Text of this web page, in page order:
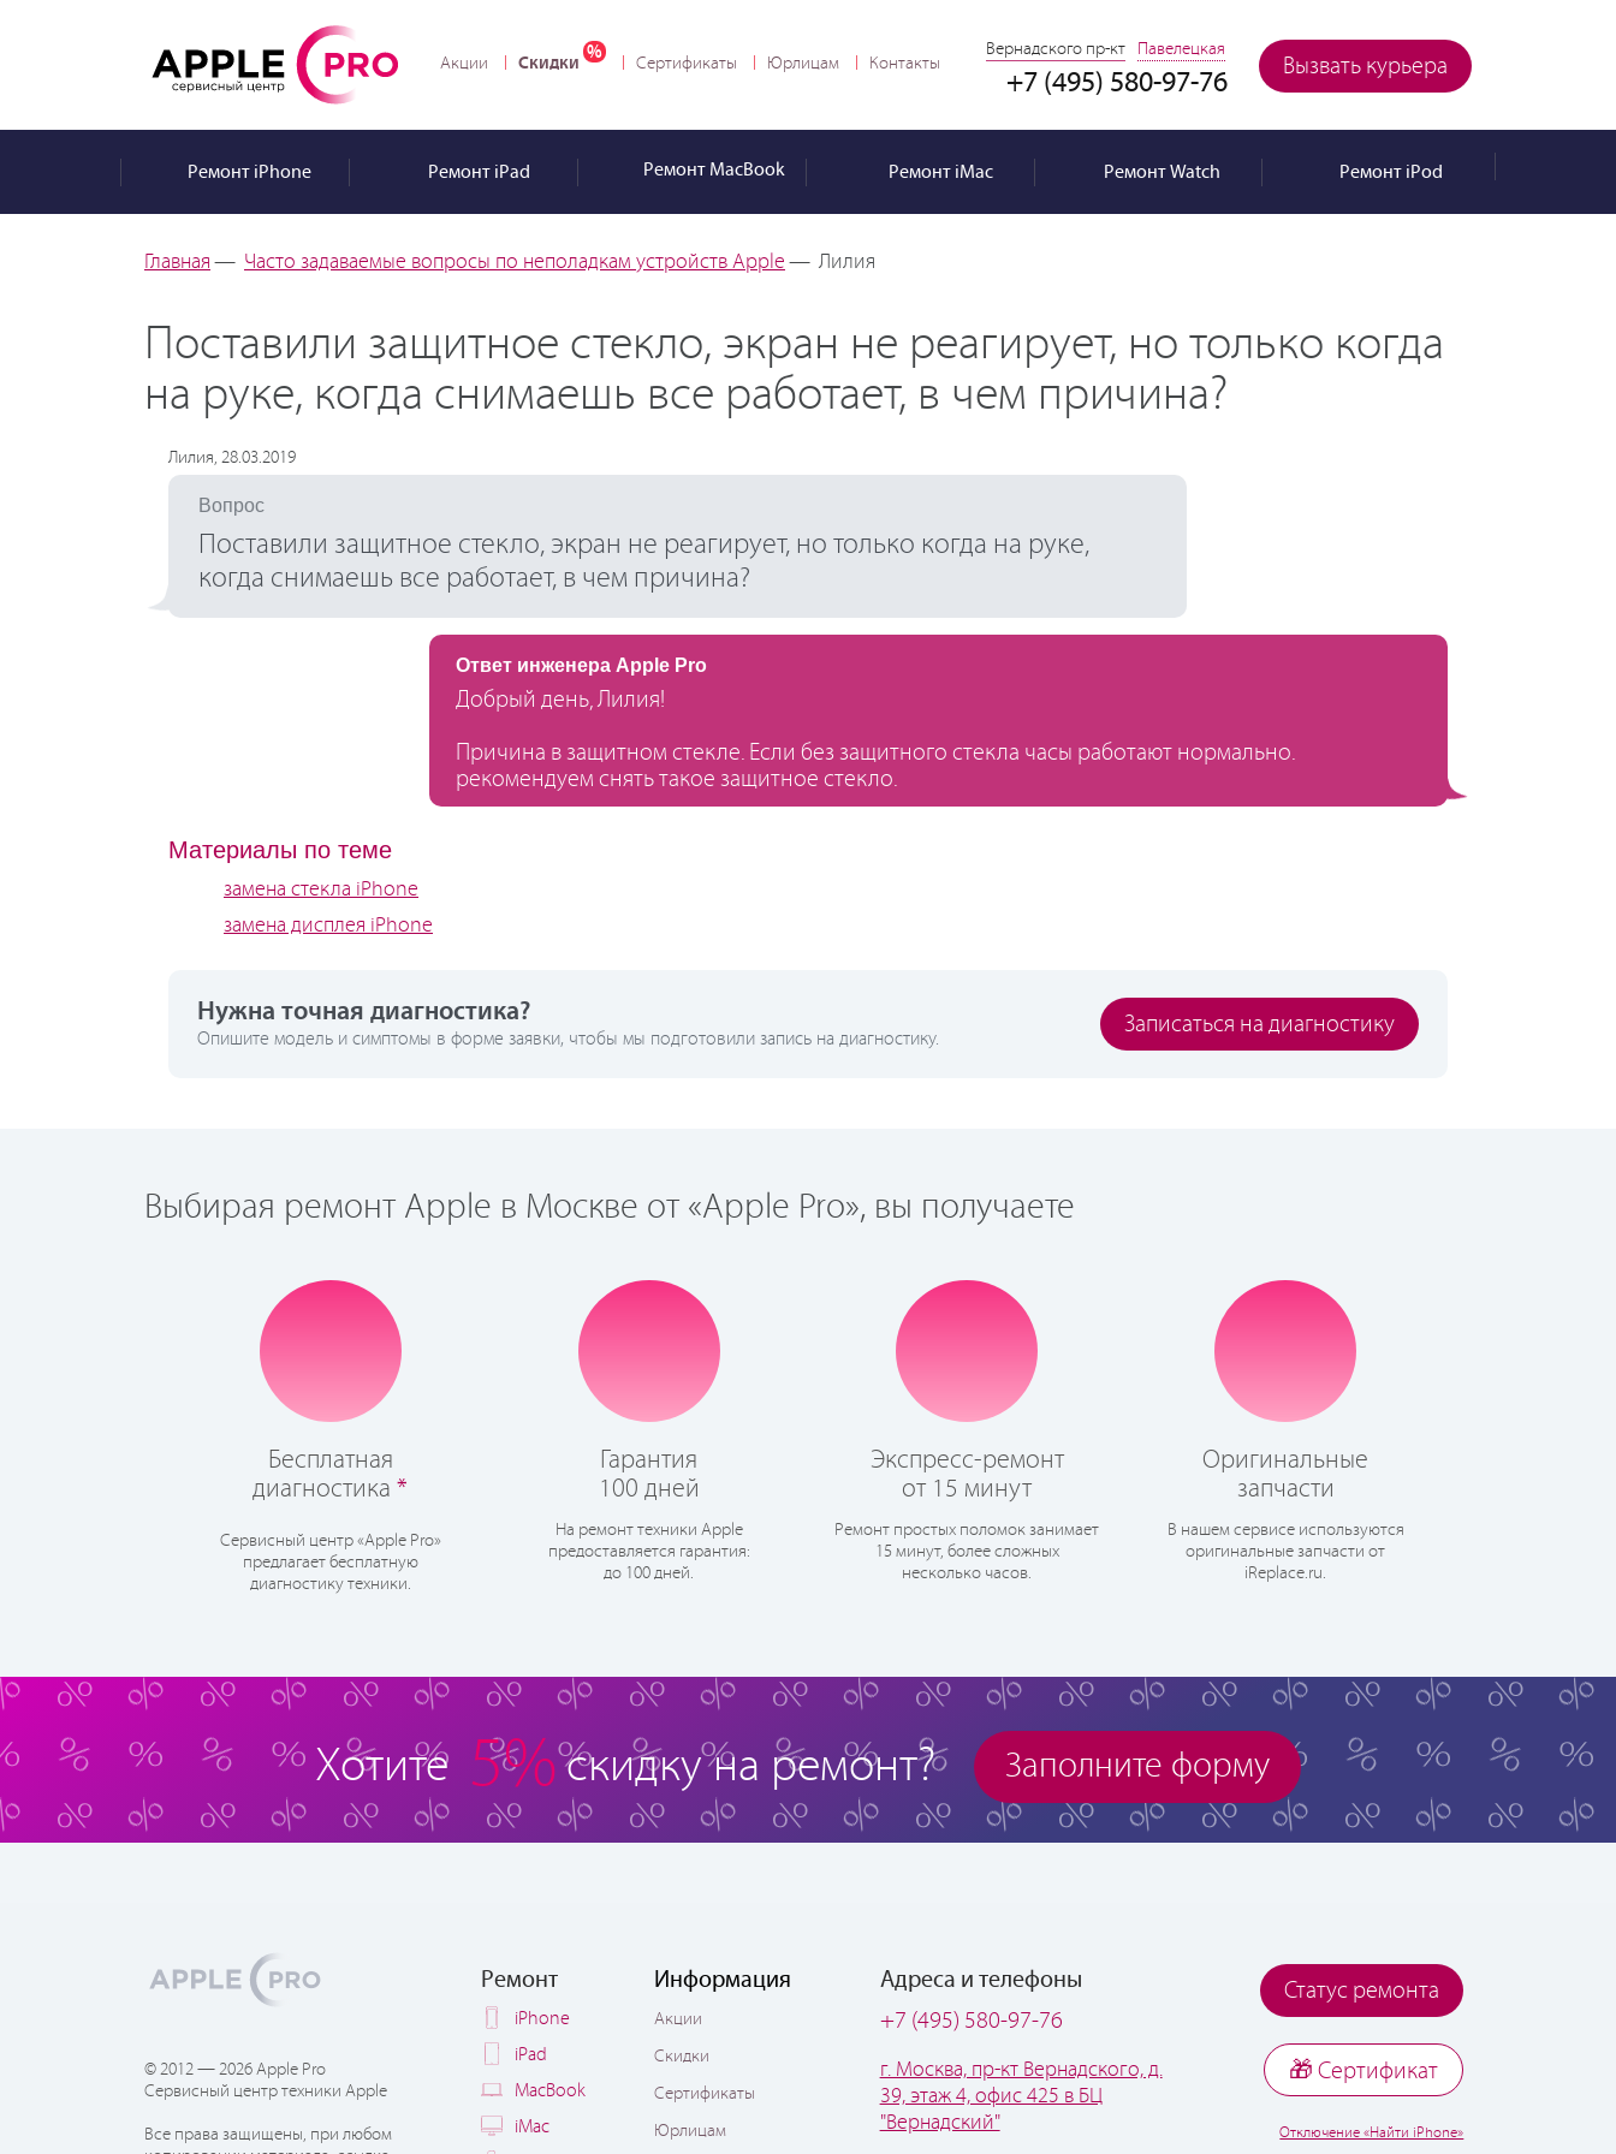
Вызвать курьера
Вернадского пр-кт Павелецкая
+7 (495) 580-97-76
Акции Скидки Сертификаты Юрлицам Контакты
РемонтiPhone РемонтiPad Ремонт MacBook РемонтiMac РемонтWatch РемонтiPod
Главная — Часто задаваемые вопросы по неполадкам устройств Apple — Лилия
Поставили защитное стекло, экран не реагирует, но только когда
на руке, когда снимаешь все работает, в чем причина?
Лилия, 28.03.2019
Вопрос
Поставили защитное стекло, экран не реагирует, но только когда на руке,
когда снимаешь все работает, в чем причина?
Ответ инженера Apple Pro
Добрый день, Лилия!
Причина в защитном стекле. Если без защитного стекла часы работают нормально.
рекомендуем снять такое защитное стекло.
Материалы по теме
замена стекла iPhone
замена дисплея iPhone
Нужна точная диагностика?
Опишите модель и симптомы в форме заявки, чтобы мы подготовили запись на диагностику.
Записаться на диагностику
Выбирая ремонт Apple в Москве от «Apple Pro», вы получаете
Бесплатная
диагностика*
Сервисный центр «Apple Pro»
предлагает бесплатную
диагностику техники.
Гарантия
100 дней
На ремонт техники Apple
предоставляется гарантия:
до 100 дней.
Экспресс-ремонт
от 15 минут
Ремонт простых поломок занимает
15 минут, более сложных
несколько часов.
Оригинальные
запчасти
В нашем сервисе используются
оригинальные запчасти от
iReplace.ru.
Хотите 5% скидку на ремонт? Заполните форму
© 2012 — 2026 Apple Pro
Сервисный центр техники Apple
Все права защищены, при любом
Ремонт
iPhone
iPad
MacBook
iMac
Информация
Акции
Скидки
Сертификаты
Юрлицам
Адреса и телефоны
+7 (495) 580-97-76
г. Москва, пр-кт Вернадского, д.
39, этаж 4, офис 425 в БЦ
"Вернадский"
Статус ремонта
🎁 Cертификат
Отключение «Найти iPhone»